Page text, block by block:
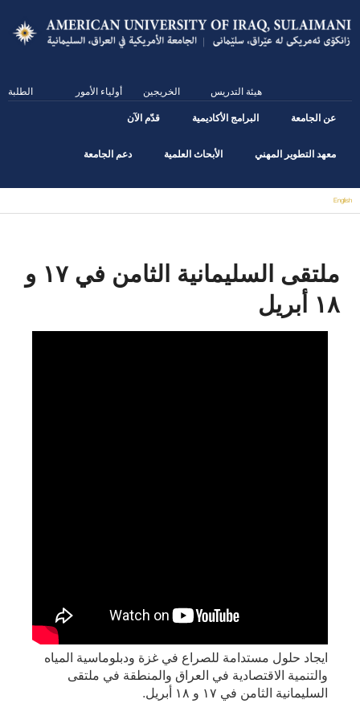
main
content
الطلبة أولياء الأمور الخريجين هيئة التدريس
عن الجامعة البرامج الأكاديمية قدّم الآن
معهد التطوير المهني الأبحاث العلمية دعم الجامعة
English
ملتقى السليمانية الثامن في ١٧ و
١٨ أبريل
ايجاد حلول مستدامة للصراع في غزة ودبلوماسية المياه
والتنمية الاقتصادية في العراق والمنطقة في ملتقى
السليمانية الثامن في ١٧ و ١٨ أبريل.